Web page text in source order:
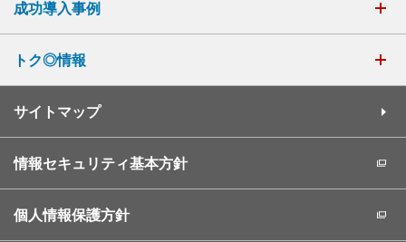
成功導入事例
トク◎情報
サイトマップ
情報セキュリティ基本方針
個人情報保護方針